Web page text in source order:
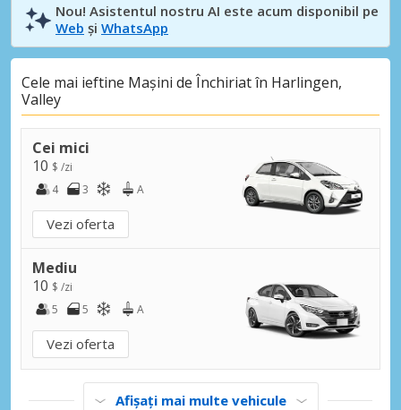
Nou! Asistentul nostru AI este acum disponibil pe
Web și WhatsApp
Cele mai ieftine Mașini de Închiriat în Harlingen,
Valley
Cei mici
10 $ /zi
4
3 A
Vezi oferta
Mediu
10 $ /zi
5
5 A
Vezi oferta
Afișați mai multe vehicule